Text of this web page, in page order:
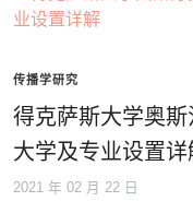
传播学研究
得克萨斯大学奥
大学及专业设置详
2021 年 02 月 22 日